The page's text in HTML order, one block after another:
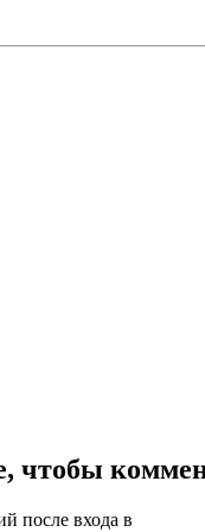
чтобы
после входа в